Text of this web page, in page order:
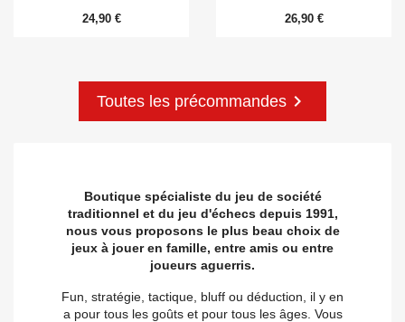
24,90 € 26,90 €
Toutes les précommandes 
Boutique spécialiste du jeu de société
traditionnel et du jeu d'échecs depuis 1991,
nous vous proposons le plus beau choix de
jeux à jouer en famille, entre amis ou entre
joueurs aguerris.
Fun, stratégie, tactique, bluff ou déduction, il y en
a pour tous les goûts et pour tous les âges. Vous